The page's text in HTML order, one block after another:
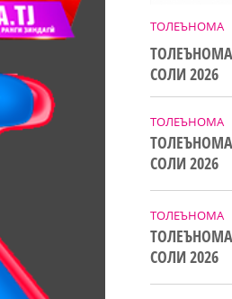
ТОЛЕЪНОМА
СОЛИ 2026
ТОЛЕЪНОМА
СОЛИ 2026
ТОЛЕЪНОМА
СОЛИ 2026